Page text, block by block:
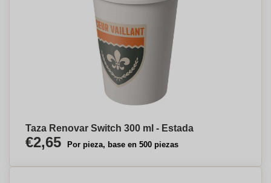
Taza Renovar Switch 300 ml - Estada
€2,65 Por pieza, base en 500 piezas